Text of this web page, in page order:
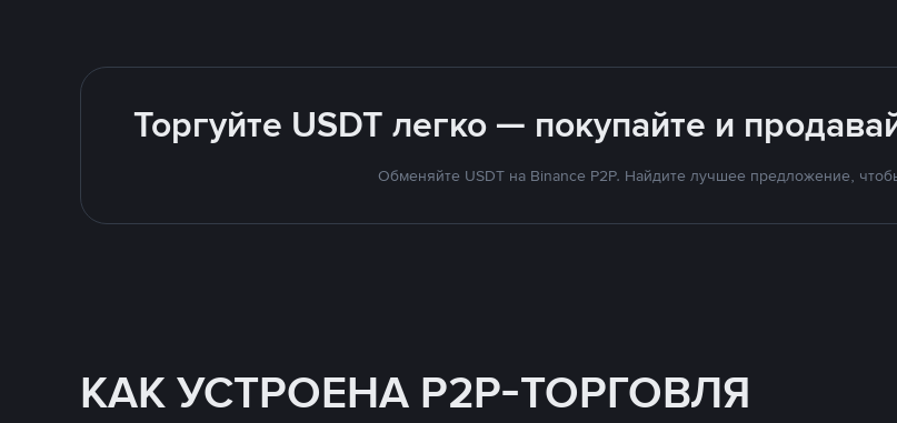
Торгуйте USDT легко — покупайте и
Обменяйте USDT на Binance P2P. Найдите лучшее предложение,
КАК УСТРОЕНА P2P-ТОРГОВЛЯ